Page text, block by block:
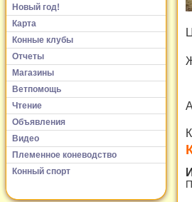
Новый год!
Карта
Конные клубы
Отчеты
Магазины
Ветпомощь
Чтение
Объявления
Видео
Племенное коневодство
Конный спорт